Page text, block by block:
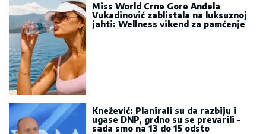
Miss World Crne Gore Anđela
Vukadinović zablistala na luksuznoj
jahti: Wellness vikend za pamćenje
Knežević: Planirali su da razbiju i
ugase DNP, grdno su se prevarili -
sada smo na 13 do 15 odsto